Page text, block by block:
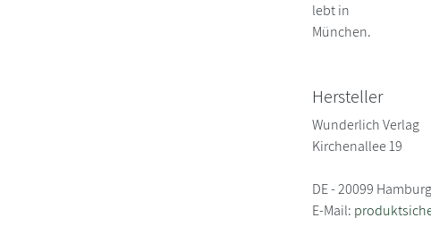
lebt in
München.
Hersteller
Wunderlich Verlag
Kirchenallee 19
DE - 20099 Hamburg
E-Mail: